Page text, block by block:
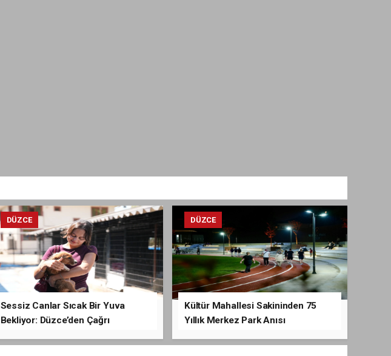
DÜZCE
Sessiz Canlar Sıcak Bir Yuva
Bekliyor: Düzce’den Çağrı
DÜZCE
Kültür Mahallesi Sakininden 75
Yıllık Merkez Park Anısı